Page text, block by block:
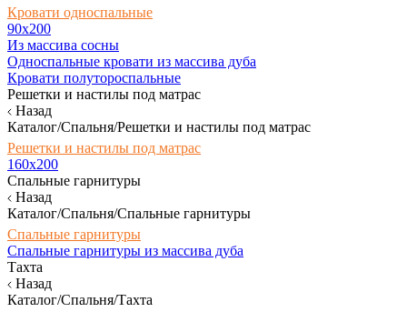
Кровати односпальные
90х200
Из массива сосны
Односпальные кровати из массива дуба
Кровати полутороспальные
Решетки и настилы под матрас
Назад
Каталог/Спальня/Решетки и настилы под матрас
Решетки и настилы под матрас
160х200
Спальные гарнитуры
Назад
Каталог/Спальня/Спальные гарнитуры
Спальные гарнитуры
Спальные гарнитуры из массива дуба
Тахта
Назад
Каталог/Спальня/Тахта